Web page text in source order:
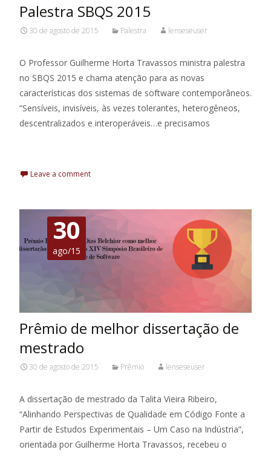
Palestra SBQS 2015
30 de agosto de 2015 Palestra lenseseuser
O Professor Guilherme Horta Travassos ministra palestra
no SBQS 2015 e chama atenção para as novas
características dos sistemas de software contemporâneos.
“Sensíveis, invisíveis, às vezes tolerantes, heterogêneos,
descentralizados e interoperáveis…e precisamos
Leave a comment
30
ago/15
Prêmio de melhor dissertação de
mestrado
30 de agosto de 2015 Prêmio lenseseuser
A dissertação de mestrado da Talita Vieira Ribeiro,
“Alinhando Perspectivas de Qualidade em Código Fonte a
Partir de Estudos Experimentais – Um Caso na Indústria”,
orientada por Guilherme Horta Travassos, recebeu o